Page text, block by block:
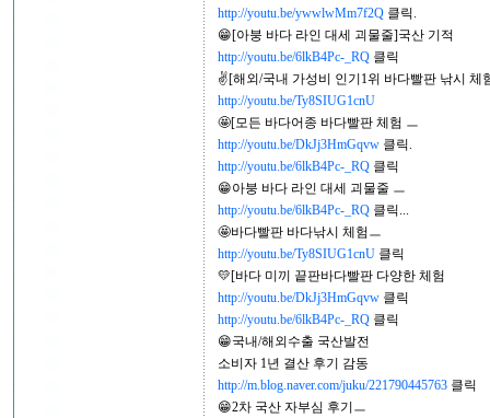
http://youtu.be/ywwlwMm7f2Q 클릭.
😁[아붕 바다 라인 대세 괴물줄]국산 기적
http://youtu.be/6lkB4Pc-_RQ 클릭
✌[해외/국내 가성비 인기1위 바다빨판 낚시 체
http://youtu.be/Ty8SIUG1cnU
🤩[모든 바다어종 바다빨판 체험 ㅡ
http://youtu.be/DkJj3HmGqvw 클릭.
http://youtu.be/6lkB4Pc-_RQ 클릭
😁아붕 바다 라인 대세 괴물줄 ㅡ
http://youtu.be/6lkB4Pc-_RQ 클릭...
🤩바다빨판 바다낚시 체험ㅡ
http://youtu.be/Ty8SIUG1cnU 클릭
💛[바다 미끼 끝판바다빨판 다양한 체험
http://youtu.be/DkJj3HmGqvw 클릭
http://youtu.be/6lkB4Pc-_RQ 클릭
😁국내/해외수출 국산발전
소비자 1년 결산 후기 감동
http://m.blog.naver.com/juku/221790445763 클릭
😁2차 국산 자부심 후기ㅡ